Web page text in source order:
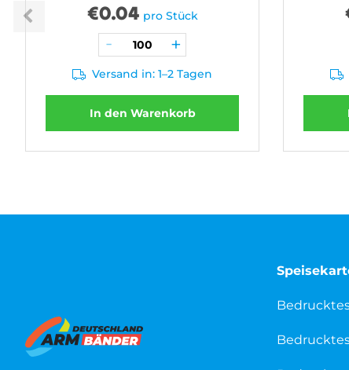
€0.04 pro Stück
Versand in: 1–2 Tagen
In den Warenkorb